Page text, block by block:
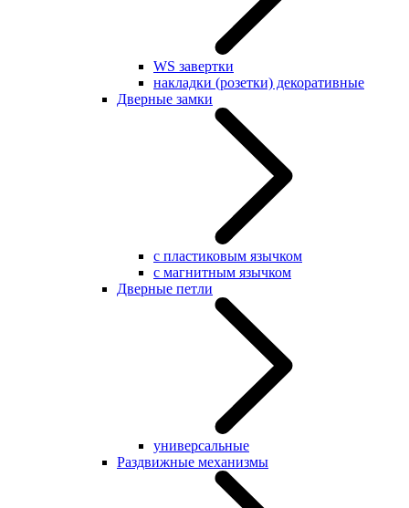
WS завертки
накладки (розетки) декоративные
Дверные замки
с пластиковым язычком
с магнитным язычком
Дверные петли
универсальные
Раздвижные механизмы